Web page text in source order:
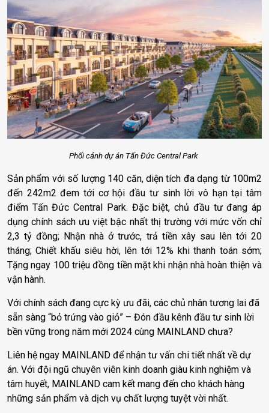
Phối cảnh dự án Tấn Đức Central Park
Sản phẩm với số lượng 140 căn, diện tích đa dạng từ 100m2
đến 242m2 đem tới cơ hội đầu tư sinh lời vô hạn tại tâm
điểm Tấn Đức Central Park. Đặc biệt, chủ đầu tư đang áp
dụngchính sách ưu việt bậc nhất thị trường với mức vốn chỉ
2,3 tỷ đồng; Nhận nhà ở trước, trả tiền xây sau lên tới 20
tháng; Chiết khấu siêu hời, lên tới 12% khi thanh toán sớm;
Tặng ngay 100 triệu đồng tiền mặt khi nhận nhà hoàn thiện và
vận hành.
Với chính sách đang cực kỳ ưu đãi, các chủ nhân tương lai đã
sẵn sàng “bỏ trứng vào giỏ” – Đón đầu kênh đầu tư sinh lời
bền vững trong năm mới 2024 cùng MAINLAND chưa?
Liên hệ ngay MAINLAND để nhận tư vấn chi tiết nhất về dự
án. Với đội ngũ chuyên viên kinh doanh giàu kinh nghiệm và
tâm huyết, MAINLAND cam kết mang đến cho khách hàng
những sản phẩm và dịch vụ chất lượng tuyệt vời nhất.